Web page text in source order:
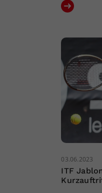
03.06.2023
ITF